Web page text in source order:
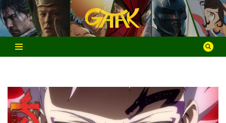
Aller
au
contenu